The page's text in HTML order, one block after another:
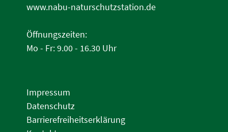
www.nabu-naturschutzstation.de
Öffnungszeiten:
Mo - Fr: 9.00 - 16.30 Uhr
Impressum
Datenschutz
Barrierefreiheitserklärung